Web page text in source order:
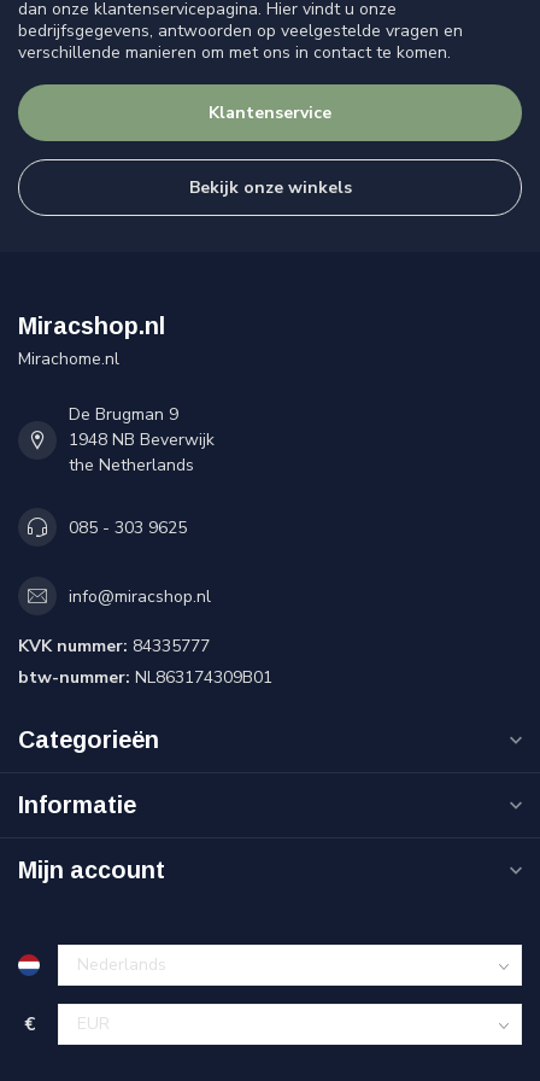
dan onze klantenservicepagina. Hier vindt u onze
bedrijfsgegevens, antwoorden op veelgestelde vragen en
verschillende manieren om met ons in contact te komen.
Klantenservice
Bekijk onze winkels
Miracshop.nl
Mirachome.nl
De Brugman 9
1948 NB Beverwijk
the Netherlands
085 - 303 9625
info@miracshop.nl
KVK nummer: 84335777
btw-nummer: NL863174309B01
Categorieën
Informatie
Mijn account
€